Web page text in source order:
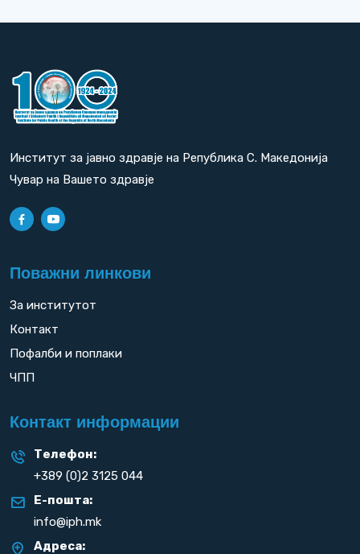
Институт за јавно здравје на Република С. Македонија
Чувар на Вашето здравје
Поважни линкови
За институтот
Контакт
Пофалби и поплаки
ЧПП
Контакт информации
Телефон:
+389 (0)2 3125 044
Е-пошта:
info@iph.mk
Адреса: